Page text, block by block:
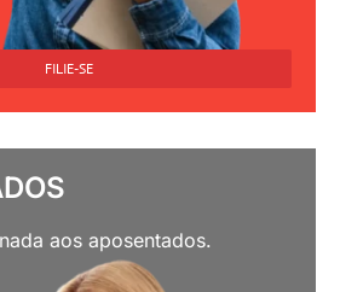
FILIE-SE
aos aposentados.